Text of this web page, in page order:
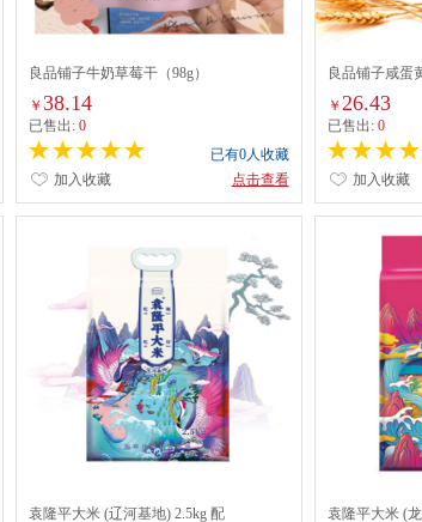
良品铺子牛奶草莓干（98g）
￥38.14
已售出:0
已有0人收藏
点击查看
加入收藏
良品铺子咸蛋
￥ 26.43
已售出: 0
加入收藏
袁隆平大米 (辽河基地) 2.5kg 配
袁隆平大米 (